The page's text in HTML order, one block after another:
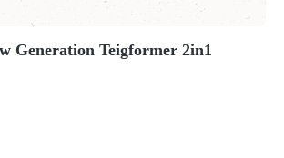
Generation Teigformer 2in1